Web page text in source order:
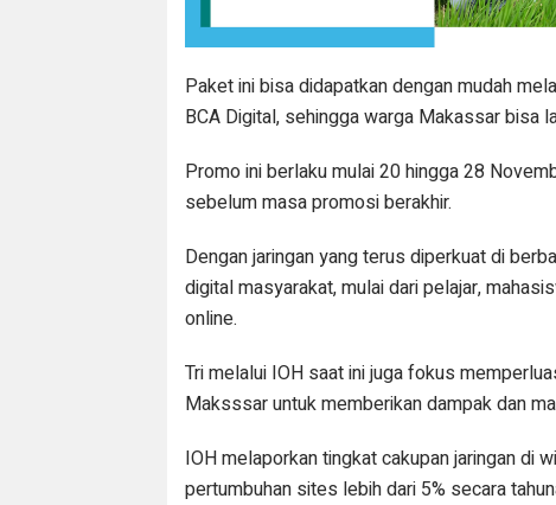
Paket ini bisa didapatkan dengan mudah
BCA Digital, sehingga warga Makassar bisa
Promo ini berlaku mulai 20 hingga 28
sebelum masa promosi berakhir.
Dengan jaringan yang terus diperkuat di
digital masyarakat, mulai dari pelajar,
online.
Tri melalui IOH saat ini juga fokus
Maksssar untuk memberikan dampak dan
IOH melaporkan tingkat cakupan jaringan di
pertumbuhan sites lebih dari 5% secara